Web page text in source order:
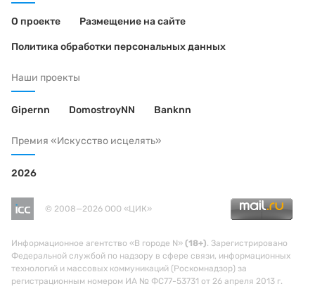
О проекте Размещение на сайте
Политика обработки персональных данных
Наши проекты
Gipernn DomostroyNN Banknn
Премия «Искусство исцелять»
2026
© 2008—2026 ООО «ЦИК»
Информационное агентство «В городе N» (18+). Зарегистрировано
Федеральной службой по надзору в сфере связи, информационных
технологий и массовых коммуникаций (Роскомнадзор) за
регистрационным номером ИА № ФС77-53731 от 26 апреля 2013 г.